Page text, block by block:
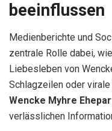
beeinflussen
Medienberichte und
zentrale Rolle dabei,
Liebesleben von
Schlagzeilen oder
Wencke Myhre
verlässlichen